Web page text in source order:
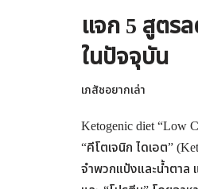
แจก 5 สูตร
ในปัจจุบัน
เภสัชอยากเล่า
Ketogenic diet “Low
“คีโตเจนิก ไดเอต”
จำพวกแป้งและน้ำตาล